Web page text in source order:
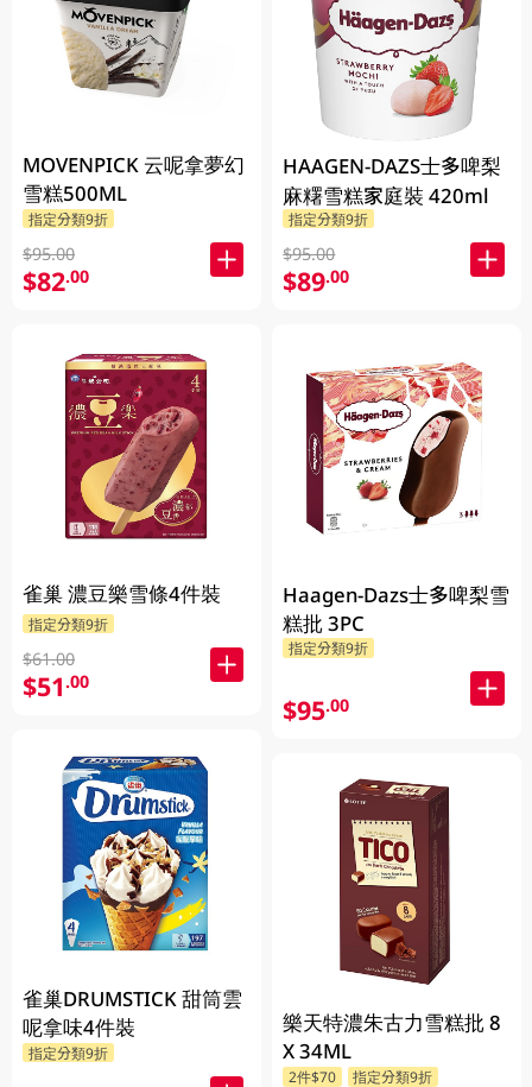
MOVENPICK 云呢拿夢幻
雪糕500ML
指定分類9折
$95.00
$82.00
雀巢 濃豆樂雪條4件裝
指定分類9折
$61.00
$51.00
雀巢DRUMSTICK 甜筒雲
呢拿味4件裝
指定分類9折
HAAGEN-DAZS士多啤梨
麻糬雪糕家庭裝 420ml
指定分類9折
$95.00
$89.00
Haagen-Dazs士多啤梨雪
糕批 3PC
指定分類9折
$95.00
樂天特濃朱古力雪糕批 8
X 34ML
2件$70 指定分類9折